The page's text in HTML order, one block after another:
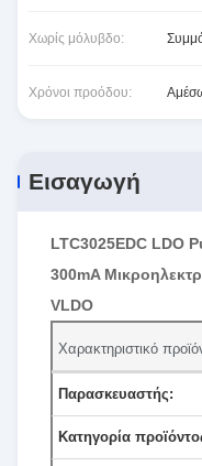
Χωρίς μόλυβδο:
Χρόνοι προόδου:
Εισαγωγή
LTC3025EDC LDO
300mA
VLDO
Χαρακτηριστικό
Παρασκευαστής:
Κατηγορία